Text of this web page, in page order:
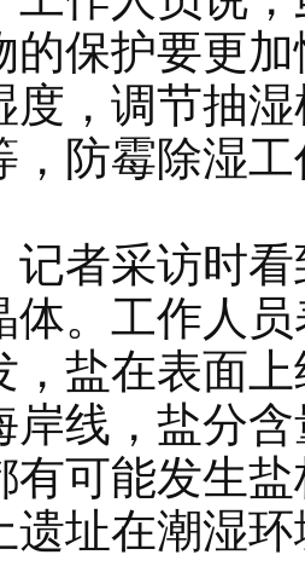
的保护要更
度，调节抽
，防霉除湿
采访时看
体。工作人
，盐在表面
岸线，盐分
有可能发生
遗址在潮湿